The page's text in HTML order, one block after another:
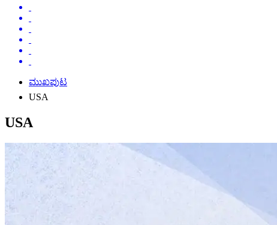
ಮುಖಪುಟ
USA
USA